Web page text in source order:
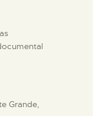
Grande,